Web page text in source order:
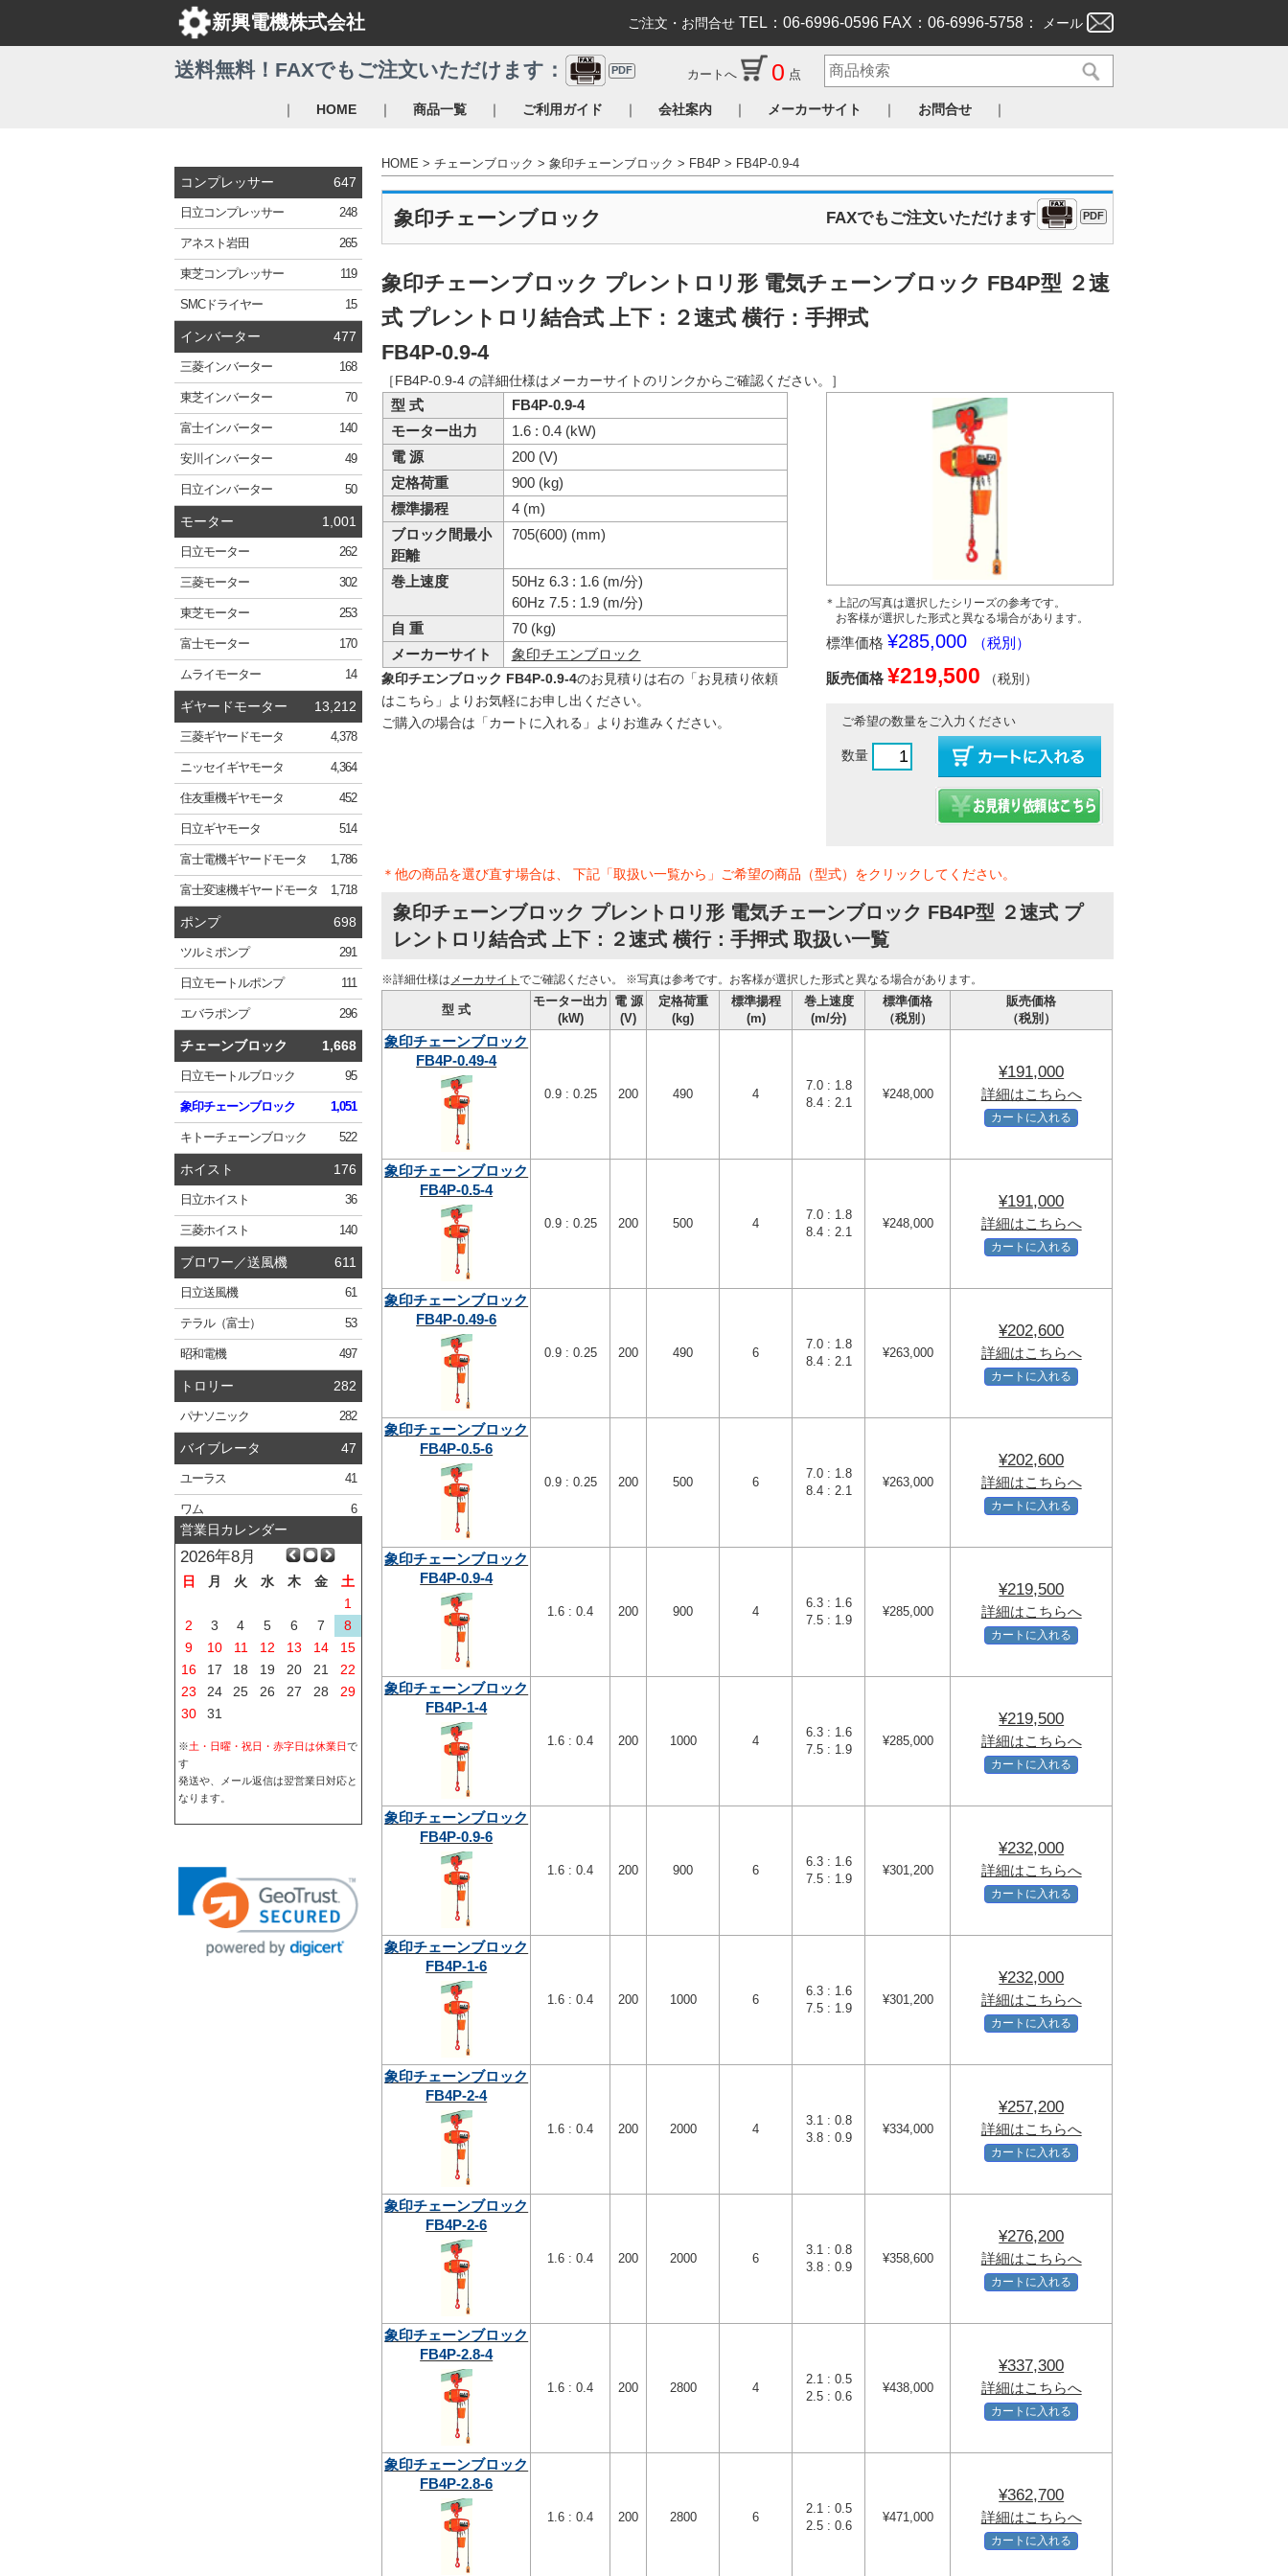
新興電機株式会社 ご注文・お問合せ TEL：06-6996-0596 FAX：06-6996-5758： メール
｜ HOME ｜ 商品一覧 ｜ ご利用ガイド ｜ 会社案内 ｜ メーカーサイト ｜ お問合せ ｜
コンプレッサー 647
日立コンプレッサー 248
アネスト岩田 265
東芝コンプレッサー 119
SMCドライヤー 15
インバーター 477
三菱インバーター 168
東芝インバーター 70
富士インバーター 140
安川 インバーター 49
日立インバーター 50
モーター 1,001
日立モーター 262
三菱モーター 302
東芝モーター 253
富士モーター 170
ムライモーター 14
ギヤードモーター 13,212
三菱ギヤードモータ 4,378
ニッセイギヤモータ 4,364
住友重機ギヤモータ 452
日立ギヤモータ 514
富士電機ギヤードモータ 1,786
富士変速機ギヤードモータ 1,718
ポンプ 698
ツルミ ポンプ 291
日立モートルポンプ 111
エバラポンプ 296
チェーンブロック 1,668
日立モートルブロック 95
象印チェーンブロック 1,051
キトーチェーンブロック 522
ホイスト 176
日立ホイスト 36
三菱ホイスト 140
ブロワー／送風機 611
日立送風機 61
テラル（富士） 53
昭和電機 497
トロリー 282
パナソニック 282
バイブレータ 47
ユーラス 41
ワム 6
営業日カレンダー
2026年8月
日 月 火 水 木 金
土
1
2
3 4 5 6 7
8
9
10 11 12 13 14
15
16
17 18 19 20 21
22
23
24 25 26 27 28
29
30
31
※土・日曜・祝日・赤字日は休業日で
す
発送や、メール返信は翌営業日対応と
なります。
送料無料！FAXでもご注文いただけます： PDF カートへ 0 点
HOME チェーンブロック 象印チェーンブロック FB4P FB4P-0.9-4
象印チェーンブロック FAXでもご注文いただけます PDF
象印チェーンブロック プレントロリ形 電気チェーンブロック FB4P型 ２速
式 プレントロリ結合式 上下：２速式 横行：手押式
FB4P-0.9-4
［FB4P-0.9-4 の詳細仕様はメーカーサイトのリンクからご確認ください。］
＊上記の写真は選択したシリーズの参考です。
お客様が選択した形式と異なる場合があります。
標準価格 ¥285,000 （税別）
販売価格 ¥219,500 （税別）
ご希望の数量をご入力ください
数量
型 式
FB4P-0.9-4
モーター出力
1.6 : 0.4 (kW)
電 源
200 (V)
定格荷重
900 (kg)
標準揚程
4 (m)
ブロック間最小
距離
705(600) (mm)
巻上速度
50Hz 6.3 : 1.6 (m/分)
60Hz 7.5 : 1.9 (m/分)
自 重
70 (kg)
メーカーサイト
象印チエンブロック
象印チエンブロック FB4P-0.9-4のお見積りは右の「お見積り依頼
はこちら」よりお気軽にお申し出ください。
ご購入の場合は「カートに入れる」よりお進みください。
＊他の商品を選び直す場合は、 下記「取扱い一覧から」ご希望の商品（型式）をクリックしてください。
象印チェーンブロック プレントロリ形 電気チェーンブロック FB4P型 ２速式 プ
レントロリ結合式 上下：２速式 横行：手押式 取扱い一覧
※詳細仕様は メーカサイトでご確認ください。 ※写真は参考です。お客様が選択した形式と異なる場合があります。
型 式
モーター出力
(kW)
電 源
(V)
定格荷重
(kg)
標準揚程
(m)
巻上速度
(m/分)
標準価格
（税別）
販売価格
（税別）
象印チェーンブロック
FB4P-0.49-4
0.9 : 0.25 200 490 4
7.0 : 1.8
8.4 : 2.1
¥248,000
¥191,000
詳細はこちらへ
カートに入れる
象印チェーンブロック
FB4P-0.5-4
0.9 : 0.25 200 500 4
7.0 : 1.8
8.4 : 2.1
¥248,000
¥191,000
詳細はこちらへ
カートに入れる
象印チェーンブロック
FB4P-0.49-6
0.9 : 0.25 200 490 6
7.0 : 1.8
8.4 : 2.1
¥263,000
¥202,600
詳細はこちらへ
カートに入れる
象印チェーンブロック
FB4P-0.5-6
0.9 : 0.25 200 500 6
7.0 : 1.8
8.4 : 2.1
¥263,000
¥202,600
詳細はこちらへ
カートに入れる
象印チェーンブロック
FB4P-0.9-4
1.6 : 0.4 200 900 4
6.3 : 1.6
7.5 : 1.9
¥285,000
¥219,500
詳細はこちらへ
カートに入れる
象印チェーンブロック
FB4P-1-4
1.6 : 0.4 200 1000 4
6.3 : 1.6
7.5 : 1.9
¥285,000
¥219,500
詳細はこちらへ
カートに入れる
象印チェーンブロック
FB4P-0.9-6
1.6 : 0.4 200 900 6
6.3 : 1.6
7.5 : 1.9
¥301,200
¥232,000
詳細はこちらへ
カートに入れる
象印チェーンブロック
FB4P-1-6
1.6 : 0.4 200 1000 6
6.3 : 1.6
7.5 : 1.9
¥301,200
¥232,000
詳細はこちらへ
カートに入れる
象印チェーンブロック
FB4P-2-4
1.6 : 0.4 200 2000 4
3.1 : 0.8
3.8 : 0.9
¥334,000
¥257,200
詳細はこちらへ
カートに入れる
象印チェーンブロック
FB4P-2-6
1.6 : 0.4 200 2000 6
3.1 : 0.8
3.8 : 0.9
¥358,600
¥276,200
詳細はこちらへ
カートに入れる
象印チェーンブロック
FB4P-2.8-4
1.6 : 0.4 200 2800 4
2.1 : 0.5
2.5 : 0.6
¥438,000
¥337,300
詳細はこちらへ
カートに入れる
象印チェーンブロック
FB4P-2.8-6
1.6 : 0.4 200 2800 6
2.1 : 0.5
2.5 : 0.6
¥471,000
¥362,700
詳細はこちらへ
カートに入れる